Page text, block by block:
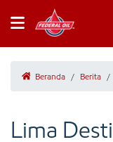
Beranda / Berita /
Lima